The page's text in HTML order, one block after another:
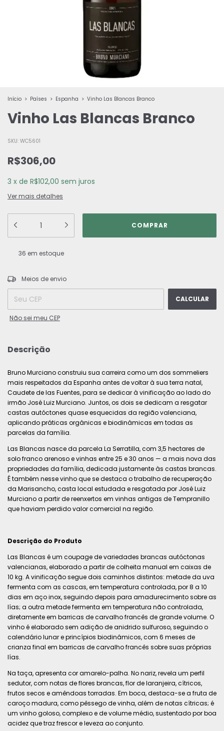
Início > Países > Espanha > Vinho Las Blancas Branco
Vinho Las Blancas Branco
SKU: WC5601
R$306,00
3 x de R$102,00 sem juros
Ver mais detalhes
36 em estoque
Entregas para o CEP:
Meios de envio
CALCULAR
Não sei meu CEP
Descrição
Bruno Murciano construiu sua carreira como um dos sommeliers
mais respeitados da Espanha antes de voltar à sua terra natal,
Caudete de las Fuentes, para se dedicar à vinificação ao lado do
irmão José Luiz Murciano. Juntos, os dois se dedicam a resgatar
castas autóctones quase esquecidas da região valenciana,
aplicando práticas orgânicas e biodinâmicas em todas as
parcelas da família.
Las Blancas nasce da parcela La Serratilla, com 3,5 hectares de
solo franco arenoso e vinhas entre 25 e 30 anos — a mais nova das
propriedades da família, dedicada justamente às castas brancas.
É também nesse vinho que se destaca o trabalho de recuperação
da Marisancho, casta local estudada e resgatada por José Luiz
Murciano a partir de reenxertos em vinhas antigas de Tempranillo
que haviam perdido valor comercial na região.
Descrição do Produto
Las Blancas é um coupage de variedades brancas autóctonas
valencianas, elaborado a partir de colheita manual em caixas de
10 kg. A vinificação segue dois caminhos distintos: metade da uva
fermenta com as cascas, em temperatura controlada, por 8 a 10
dias em aço inox, seguindo depois para amadurecimento sobre as
lías; a outra metade fermenta em temperatura não controlada,
diretamente em barricas de carvalho francês de grande volume. O
vinho é elaborado sem adição de anidrido sulfuroso, seguindo o
calendário lunar e princípios biodinâmicos, com 6 meses de
crianza final em barricas de carvalho francês sobre suas próprias
lías.
Na taça, apresenta cor amarelo-palha. No nariz, revela um perfil
sedutor, com notas de flores brancas, flor de laranjeira, cítricos,
frutos secos e amêndoas torradas. Em boca, destaca-se a fruta de
caroço madura, como pêssego de vinha, além de notas cítricas; é
um vinho goloso, complexo e de volume médio, sustentado por boa
acidez que traz frescor e leveza ao conjunto.